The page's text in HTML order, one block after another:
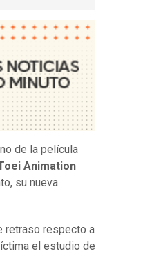
de la película
Animation
su nueva
retraso respecto a
el estudio de